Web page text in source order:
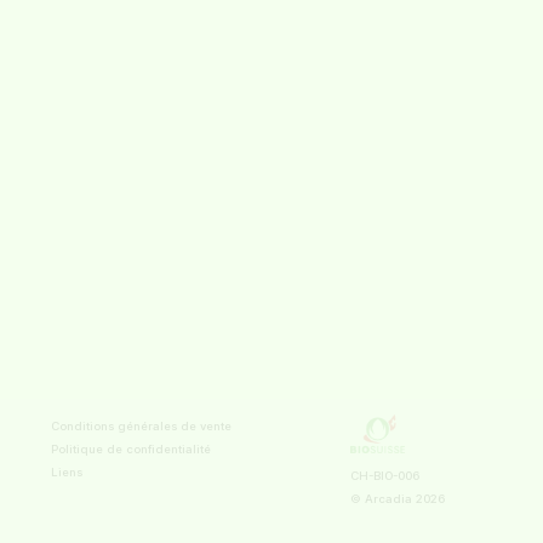
Conditions générales de vente
Politique de confidentialité
Liens
© Arcadia 2026